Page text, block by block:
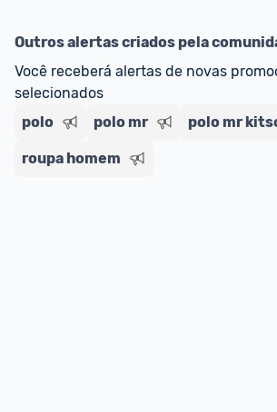
Outros alertas criados pela
Você receberá alertas de novas
selecionados
polo
polo mr polo mr
roupa homem